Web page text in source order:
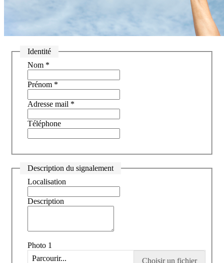
Identité
Nom *
Prénom *
Adresse mail *
Téléphone
Description du signalement
Localisation
Description
Photo 1
Parcourir...